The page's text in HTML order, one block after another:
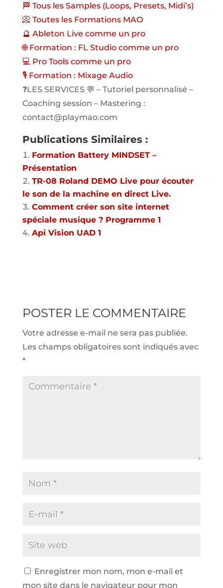
🏁 Tous les Samples (Loops, Presets, Midi’s)
📀 Toutes les Formations MAO
🔮 Ableton Live comme un pro
🌐 Formation : FL Studio comme un pro
💻 Pro Tools comme un pro
🎙️ Formation : Mixage Audio
❓LES SERVICES 💬 – Tutoriel personnalisé –
Coaching session – Mastering :
contact@playmao.com
Publications Similaires :
Formation Battery MINDSET –
Présentation
TR-08 Roland DEMO Live pour écouter
le son de la machine en direct Live.
Comment créer son site internet
spéciale musique ? Programme 1
Api Vision UAD 1
POSTER LE COMMENTAIRE
Votre adresse e-mail ne sera pas publiée.
Les champs obligatoires sont indiqués avec
*
Enregistrer mon nom, mon e-mail et
mon site dans le navigateur pour mon